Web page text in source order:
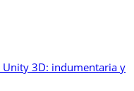
Unity 3D: indumentaria y